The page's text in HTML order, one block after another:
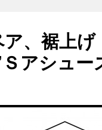
、裾上げ
アシュ